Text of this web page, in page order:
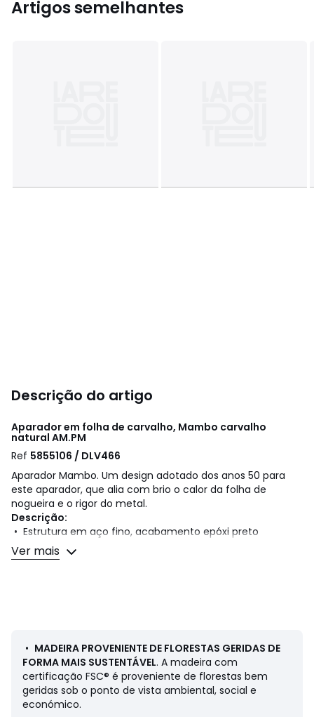
Artigos semelhantes
Descrição do artigo
Aparador em folha de carvalho, Mambo carvalho
natural AM.PM
Ref 5855106 / DLV466
Aparador Mambo. Um design adotado dos anos 50 para
este aparador, que alia com brio o calor da folha de
nogueira e o rigor do metal.
Descrição:
• Estrutura em aço fino, acabamento epóxi preto
• Compartimento em painéis de partículas folheados a
carvalho, com certificação FSC®, acabamento em
• Largura: 120 cm
• Altura: 70 cm
• Profundidade: 39 cm
• Úteis de um nicho: Larg. 57 x alt. 32 x prof. 36 cm
Ver mais
• MADEIRA PROVENIENTE DE FLORESTAS GERIDAS DE
FORMA MAIS SUSTENTÁVEL. A madeira com
certificação FSC® é proveniente de florestas bem
geridas sob o ponto de vista ambiental, social e
económico.